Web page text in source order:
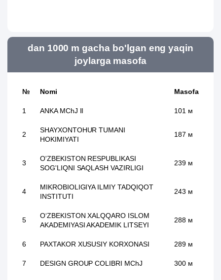
dan 1000 m gacha bo'lgan eng yaqin
joylarga masofa
№ Nomi Masofa
1 ANKA MChJ II 101 м
2
SHAYXONTOHUR TUMANI
HOKIMIYATI
187 м
3
O'ZBEKISTON RESPUBLIKASI
SOG'LIQNI SAQLASH VAZIRLIGI
239 м
4
MIKROBIOLIGIYA ILMIY TADQIQOT
INSTITUTI
243 м
5
O‘ZBEKISTON XALQQARO ISLOM
AKADEMIYASI AKADEMIK LITSEYI
288 м
6 PAXTAKOR XUSUSIY KORXONASI 289 м
7 DESIGN GROUP COLIBRI MChJ 300 м